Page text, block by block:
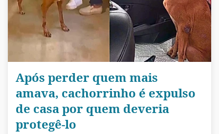
Após perder quem mais
amava, cachorrinho é expulso
de casa por quem deveria
protegê-lo